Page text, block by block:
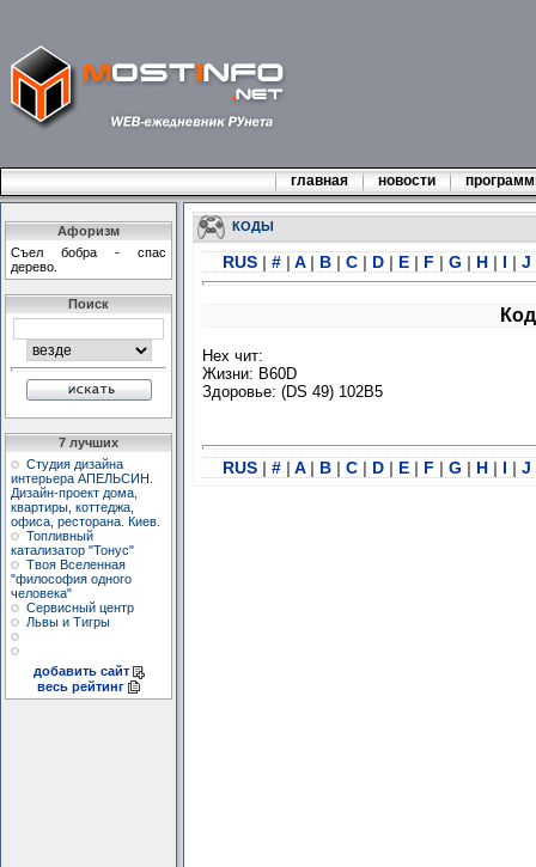
главная новости
Афоризм
Съел бобра - спас
дерево.
Поиск
7 лучших
Студия дизайна
интерьера АПЕЛЬСИН.
Дизайн-проект дома,
квартиры, коттеджа,
офиса, ресторана. Киев.
Топливный
катализатор "Тонус"
Твоя Вселенная
"философия одного
человека"
Сервисный центр
Львы и Тигры
добавить сайт
весь рейтинг
КОДЫ
RUS | # | A | B | C | D | E | F | G | H | I | J
Hex чит:
Жизни: B60D
Здоровье: (DS 49) 102B5
RUS | # | A | B | C | D | E | F | G | H | I | J